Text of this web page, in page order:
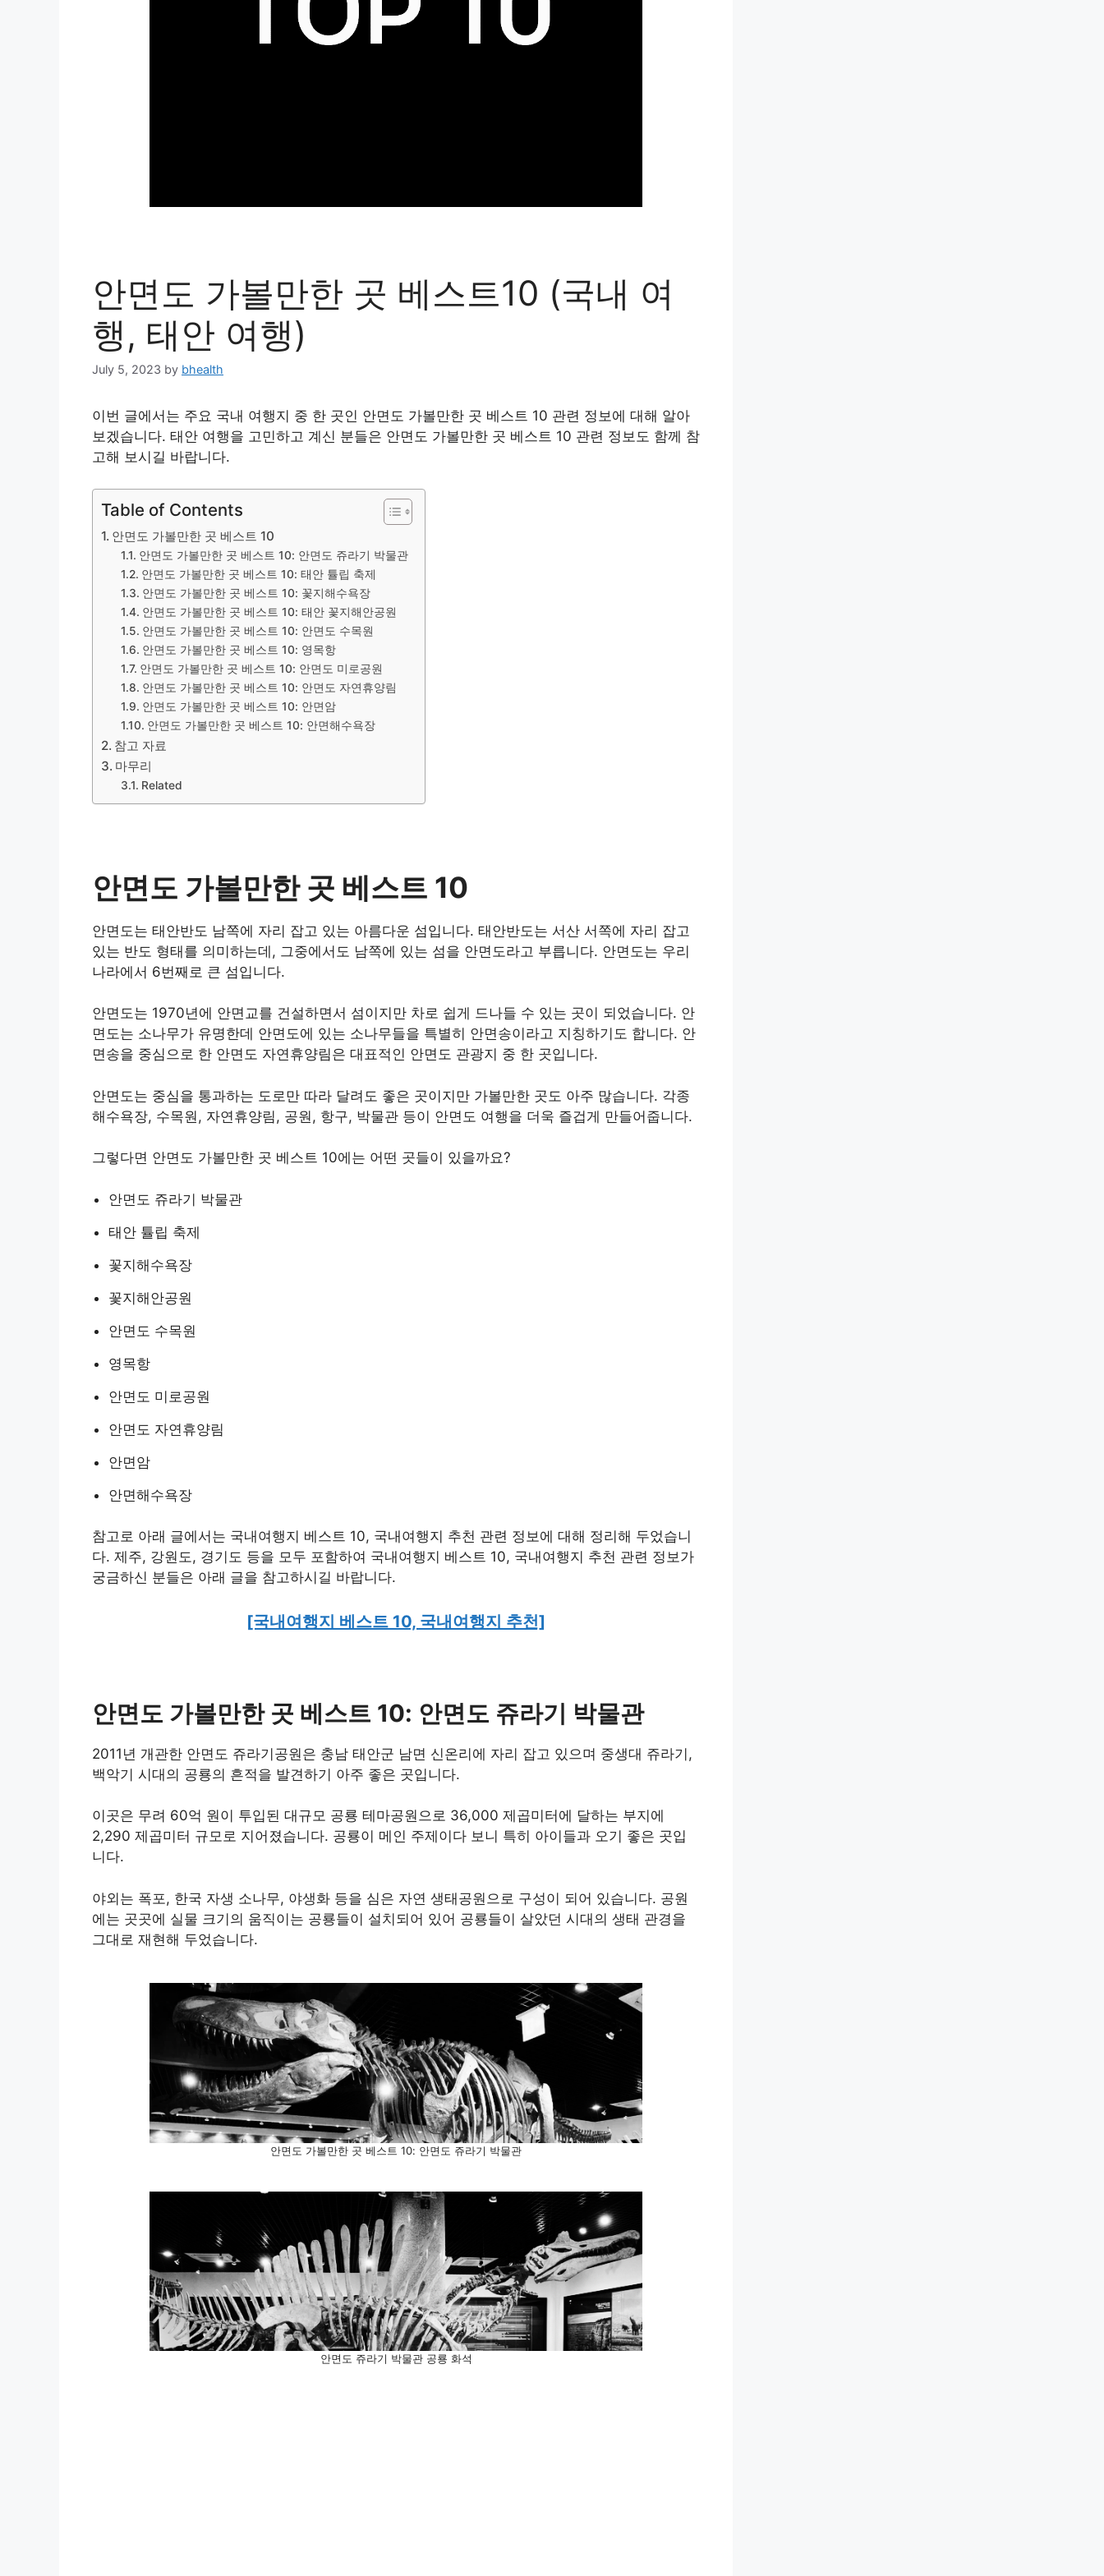
안면도 가볼만한 곳 베스트10 (국내 여
행, 태안 여행)
July 5, 2023 by bhealth
이번 글에서는 주요 국내 여행지 중 한 곳인 안면도 가볼만한 곳 베스트 10 관련 정보에 대해 알아
보겠습니다. 태안 여행을 고민하고 계신 분들은 안면도 가볼만한 곳 베스트 10 관련 정보도 함께 참
고해 보시길 바랍니다.
Table of Contents
안면도 가볼만한 곳 베스트 10
안면도 가볼만한 곳 베스트 10: 안면도 쥬라기 박물관
안면도 가볼만한 곳 베스트 10: 태안 튤립 축제
안면도 가볼만한 곳 베스트 10: 꽃지해수욕장
안면도 가볼만한 곳 베스트 10: 태안 꽃지해안공원
안면도 가볼만한 곳 베스트 10: 안면도 수목원
안면도 가볼만한 곳 베스트 10: 영목항
안면도 가볼만한 곳 베스트 10: 안면도 미로공원
안면도 가볼만한 곳 베스트 10: 안면도 자연휴양림
안면도 가볼만한 곳 베스트 10: 안면암
안면도 가볼만한 곳 베스트 10: 안면해수욕장
참고 자료
마무리
Related
안면도 가볼만한 곳 베스트 10
안면도는 태안반도 남쪽에 자리 잡고 있는 아름다운 섬입니다. 태안반도는 서산 서쪽에 자리 잡고
있는 반도 형태를 의미하는데, 그중에서도 남쪽에 있는 섬을 안면도라고 부릅니다. 안면도는 우리
나라에서 6번째로 큰 섬입니다.
안면도는 1970년에 안면교를 건설하면서 섬이지만 차로 쉽게 드나들 수 있는 곳이 되었습니다. 안
면도는 소나무가 유명한데 안면도에 있는 소나무들을 특별히 안면송이라고 지칭하기도 합니다. 안
면송을 중심으로 한 안면도 자연휴양림은 대표적인 안면도 관광지 중 한 곳입니다.
안면도는 중심을 통과하는 도로만 따라 달려도 좋은 곳이지만 가볼만한 곳도 아주 많습니다. 각종
해수욕장, 수목원, 자연휴양림, 공원, 항구, 박물관 등이 안면도 여행을 더욱 즐겁게 만들어줍니다.
그렇다면 안면도 가볼만한 곳 베스트 10에는 어떤 곳들이 있을까요?
안면도 쥬라기 박물관
태안 튤립 축제
꽃지해수욕장
꽃지해안공원
안면도 수목원
영목항
안면도 미로공원
안면도 자연휴양림
안면암
안면해수욕장
참고로 아래 글에서는 국내여행지 베스트 10, 국내여행지 추천 관련 정보에 대해 정리해 두었습니
다. 제주, 강원도, 경기도 등을 모두 포함하여 국내여행지 베스트 10, 국내여행지 추천 관련 정보가
궁금하신 분들은 아래 글을 참고하시길 바랍니다.
[국내여행지 베스트 10, 국내여행지 추천]
안면도 가볼만한 곳 베스트 10: 안면도 쥬라기 박물관
2011년 개관한 안면도 쥬라기공원은 충남 태안군 남면 신온리에 자리 잡고 있으며 중생대 쥬라기,
백악기 시대의 공룡의 흔적을 발견하기 아주 좋은 곳입니다.
이곳은 무려 60억 원이 투입된 대규모 공룡 테마공원으로 36,000 제곱미터에 달하는 부지에
2,290 제곱미터 규모로 지어졌습니다. 공룡이 메인 주제이다 보니 특히 아이들과 오기 좋은 곳입
니다.
야외는 폭포, 한국 자생 소나무, 야생화 등을 심은 자연 생태공원으로 구성이 되어 있습니다. 공원
에는 곳곳에 실물 크기의 움직이는 공룡들이 설치되어 있어 공룡들이 살았던 시대의 생태 관경을
그대로 재현해 두었습니다.
안면도 가볼만한 곳 베스트 10: 안면도 쥬라기 박물관
안면도 쥬라기 박물관 공룡 화석